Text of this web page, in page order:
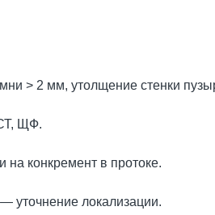
> 2 мм, утолщение стенки
ЩФ.
конкремент в протоке.
уточнение локализации.